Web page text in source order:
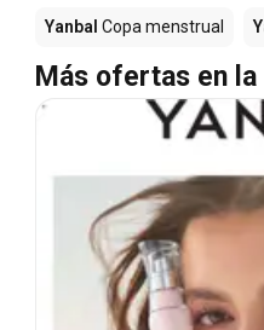
Yanbal Copa menstrual
Más ofertas en